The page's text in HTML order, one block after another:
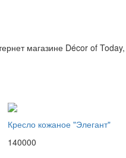
магазине Décor of Today,
Кресло кожаное "Элегант"
140000